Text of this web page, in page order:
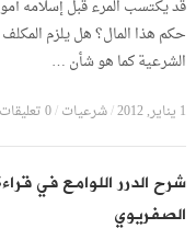
قد يكتسب المرء قبل إسلامه
حكم هذا المال؟ هل يلزم
الشرعية كما هو شأن …
1 يناير, 2012 /شرعيات/0 تعليقات
شرح الدرر اللوامع في
الصفريوي